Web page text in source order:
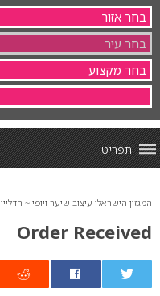
תפריט
המגזין הישראלי עיצוב שיער ויופי ~ הדליין
Order Received